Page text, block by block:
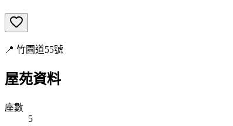
📍 竹園道55號
屋苑資料
座數
5